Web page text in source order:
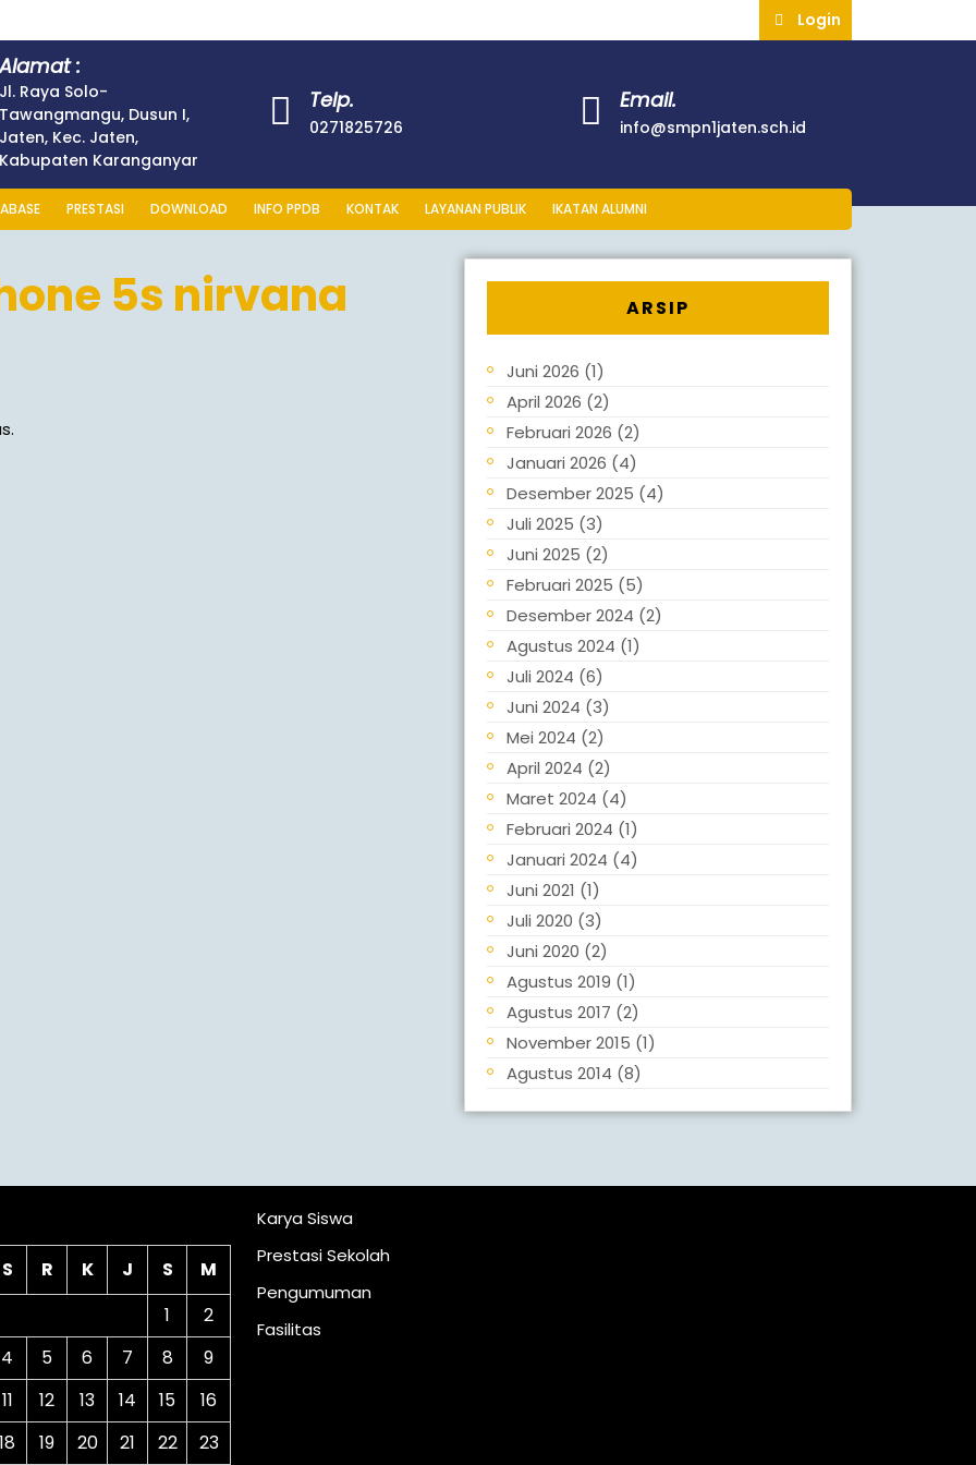
Login
:
Jl. Raya Solo-
Tawangmangu, Dusun I,
Jaten, Kec. Jaten,
Kabupaten Karanganyar
Telp.
0271825726
Email.
info@smpn1jaten.sch.id
PRESTASI DOWNLOAD INFO PPDB KONTAK LAYANAN PUBLIK IKATAN ALUMNI
5s nirvana ARSIP
Juni 2026 (1)
April 2026 (2)
Februari 2026 (2)
Januari 2026 (4)
Desember 2025 (4)
Juli 2025 (3)
Juni 2025 (2)
Februari 2025 (5)
Desember 2024 (2)
Agustus 2024 (1)
Juli 2024 (6)
Juni 2024 (3)
Mei 2024 (2)
April 2024 (2)
Maret 2024 (4)
Februari 2024 (1)
Januari 2024 (4)
Juni 2021 (1)
Juli 2020 (3)
Juni 2020 (2)
Agustus 2019 (1)
Agustus 2017 (2)
November 2015 (1)
Agustus 2014 (8)
S R K J S
M
1
2
4 5 6 7 8
9
11 12 13 14 15
16
18 19 20 21 22 23
Karya Siswa
Prestasi Sekolah
Pengumuman
Fasilitas